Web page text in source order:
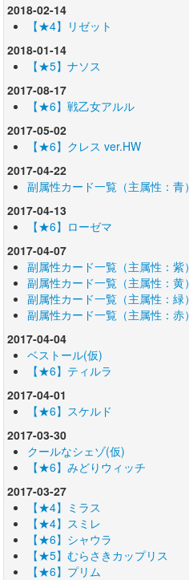
2018-02-14
【★4】リゼット
2018-01-14
【★5】ナソス
2017-08-17
【★6】戦乙女アルル
2017-05-02
【★6】クレス ver.HW
2017-04-22
副属性カード一覧（主属性：青）
2017-04-13
【★6】ローゼマ
2017-04-07
副属性カード一覧（主属性：紫）
副属性カード一覧（主属性：黄）
副属性カード一覧（主属性：緑）
副属性カード一覧（主属性：赤）
2017-04-04
ベストール(仮)
【★6】ティルラ
2017-04-01
【★6】スケルド
2017-03-30
クールなシェゾ(仮)
【★6】みどりウィッチ
2017-03-27
【★4】ミラス
【★4】スミレ
【★6】シャウラ
【★5】むらさきカップリス
【★6】プリム